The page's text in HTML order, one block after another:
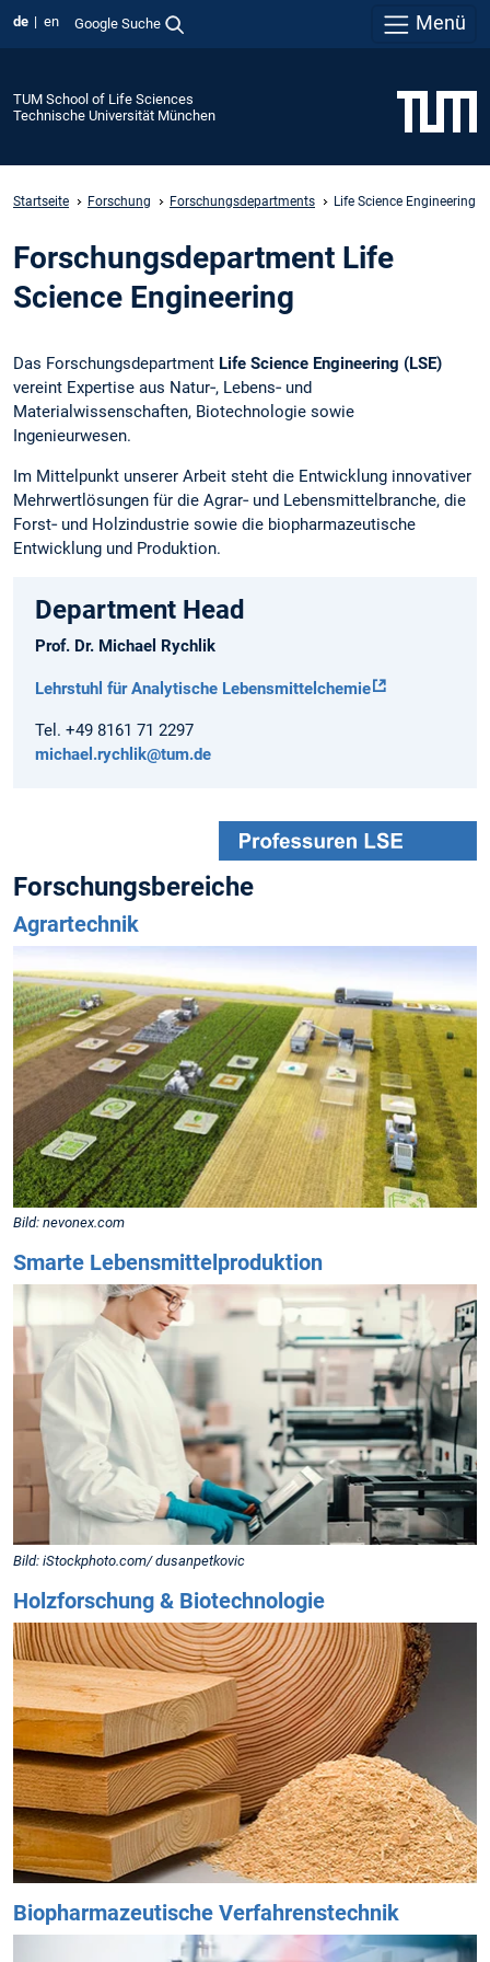
de en Google Suche Menü
TUM School of Life Sciences
Technische Universität München
Startseite Forschung Forschungsdepartments Life Science Engineering
Forschungsdepartment Life
Science Engineering
Das Forschungsdepartment Life Science Engineering (LSE)
vereint Expertise aus Natur‑, Lebens‑ und
Materialwissenschaften, Biotechnologie sowie
Ingenieurwesen.
Im Mittelpunkt unserer Arbeit steht die Entwicklung innovativer
Mehrwertlösungen für die Agrar‑ und Lebensmittelbranche, die
Forst‑ und Holzindustrie sowie die biopharmazeutische
Entwicklung und Produktion.
Department Head
Prof. Dr. Michael Rychlik
Lehrstuhl für Analytische Lebensmittelchemie
Tel. +49 8161 71 2297
michael.rychlik@tum.de
Forschungsbereiche
Agrartechnik
Bild: nevonex.com
Smarte Lebensmittelproduktion
Bild: iStockphoto.com/ dusanpetkovic
Holzforschung & Biotechnologie
Biopharmazeutische Verfahrenstechnik